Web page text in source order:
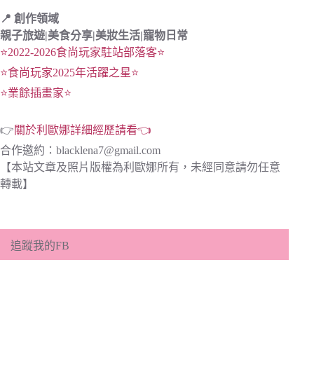
📍 創作領域
親子旅遊|美食分享|美妝生活|寵物日常
⭐2022-2026食尚玩家駐站部落客⭐
⭐食尚玩家2025年活躍之星⭐
⭐業餘插畫家⭐
👉關於利歐娜詳細經歷請看👈
合作邀約： blacklena7@gmail.com
【本站文章及照片版權為利歐娜所有，未經同意請勿任意
轉載】
追蹤我的FB